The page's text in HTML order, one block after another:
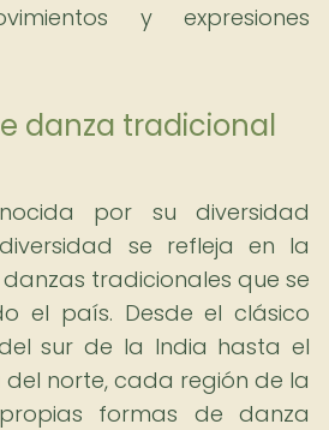
y expresiones
danza tradicional
por su diversidad
se refleja en la
tradicionales que se
el país. Desde el clásico
sur de la India hasta el
norte, cada región de la
formas de danza